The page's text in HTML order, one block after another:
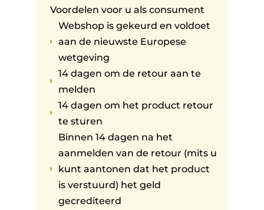
Voordelen voor u als consument
E
Webshop is gekeurd en voldoet
aan de nieuwste Europese
wetgeving
E
14 dagen om de retour aan te
melden
E
14 dagen om het product retour
te sturen
E
Binnen 14 dagen na het
aanmelden van de retour (mits u
kunt aantonen dat het product
is verstuurd) het geld
gecrediteerd